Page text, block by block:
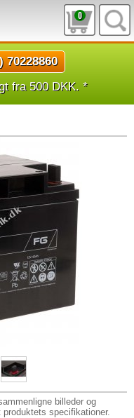
0
70228860
fra 500 DKK. *
billeder og
specifikationer.